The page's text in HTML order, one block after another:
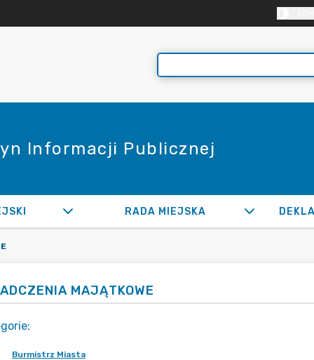
Informacji Publicznej
RADA MIEJSKA
MAJĄTKOWE
:
Burmistrz Miasta